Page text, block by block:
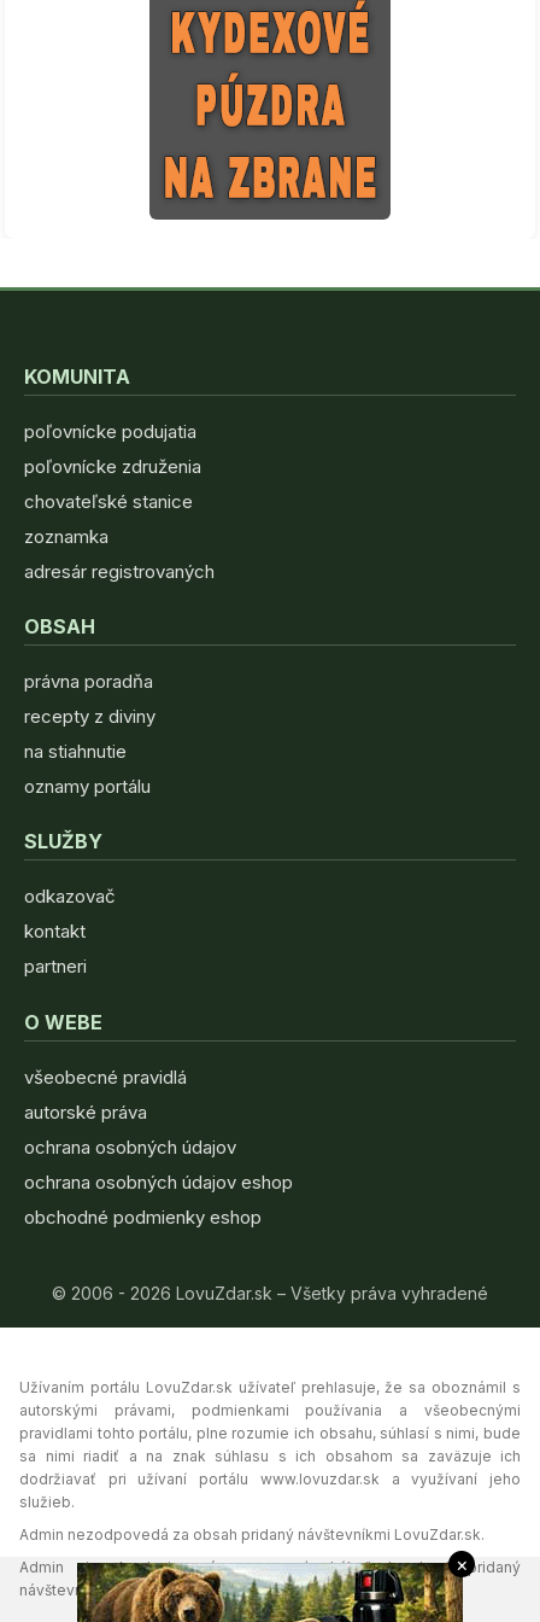
KOMUNITA
poľovnícke podujatia
poľovnícke združenia
chovateľské stanice
zoznamka
adresár registrovaných
OBSAH
právna poradňa
recepty z diviny
na stiahnutie
oznamy portálu
SLUŽBY
odkazovač
kontakt
partneri
O WEBE
všeobecné pravidlá
autorské práva
ochrana osobných údajov
ochrana osobných údajov eshop
obchodné podmienky eshop
© 2006 - 2026 LovuZdar.sk – Všetky práva vyhradené
Užívaním portálu LovuZdar.sk užívateľ prehlasuje, že sa oboznámil s
autorskými právami, podmienkami používania a všeobecnými
pravidlami tohto portálu, plne rozumie ich obsahu, súhlasí s nimi, bude
sa nimi riadiť a na znak súhlasu s ich obsahom sa zaväzuje ich
dodržiavať pri užívaní portálu www.lovuzdar.sk a využívaní jeho
služieb.
Admin nezodpovedá za obsah pridaný návštevníkmi LovuZdar.sk.
Admin si vyhradzuje právo vymazať akýkoľvek obsah pridaný
návštevníkmi portálu, ak tak uzná za vhodné.
×